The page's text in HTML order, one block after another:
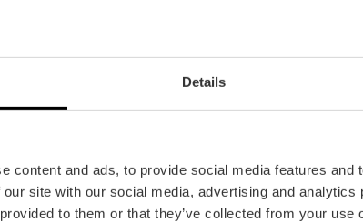
Details
content and ads, to provide social media features and
site with our social media, advertising and
to them or that they’ve collected from your
Parque Natural
sandwich y un refresco, agua o cerveza)
el lago.